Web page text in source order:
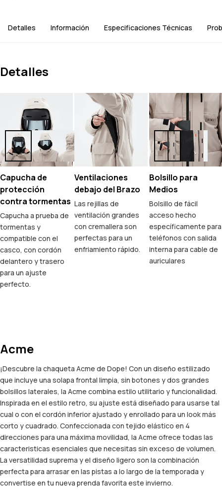
Detalles Información Especificaciones Técnicas
Detalles
Capucha de
protección
contra tormentas
Capucha a prueba de
tormentas y
compatible con el
casco, con cordón
delantero y trasero
para un ajuste
perfecto.
Ventilaciones
debajo del Brazo
Las rejillas de
ventilación grandes
con cremallera son
perfectas para un
enfriamiento rápido.
Bolsillo para
Medios
Bolsillo de fácil
acceso hecho
específicamente para
teléfonos con salida
interna para cable de
auriculares
Acme
¡Descubre la chaqueta Acme de Dope! Con un diseño estilizado
que incluye una solapa frontal limpia, sin botones y dos grandes
bolsillos laterales, la Acme combina estilo utilitario y funcionalidad.
Inspirada en el estilo retro, su ajuste está diseñado para usarse tal
cual o con el cordón inferior ajustado y enrollado para un look más
corto y cuadrado. Confeccionada con tejido elástico en 4
direcciones para una máxima movilidad, la Acme ofrece todas las
caracteristicas esenciales que necesitas sin exceso de volumen.
La versatilidad suprema y el diseño ligero son la combinación
perfecta para arrasar en las pistas a lo largo de la temporada y
convertise en tu nueva prenda favorita este invierno.